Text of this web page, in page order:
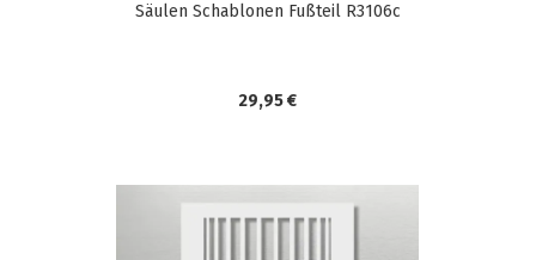
Säulen Schablonen Fußteil R3106c
29,95 €